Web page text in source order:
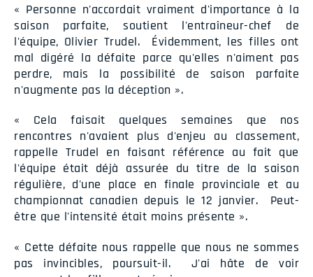
« Personne n'accordait vraiment d'importance à la
saison parfaite, soutient l'entraîneur-chef de
l'équipe, Olivier Trudel. Évidemment, les filles ont
mal digéré la défaite parce qu'elles n'aiment pas
perdre, mais la possibilité de saison parfaite
n'augmente pas la déception ».
« Cela faisait quelques semaines que nos
rencontres n'avaient plus d'enjeu au classement,
rappelle Trudel en faisant référence au fait que
l'équipe était déjà assurée du titre de la saison
régulière, d'une place en finale provinciale et au
championnat canadien depuis le 12 janvier. Peut-
être que l'intensité était moins présente ».
« Cette défaite nous rappelle que nous ne sommes
pas invincibles, poursuit-il. J'ai hâte de voir